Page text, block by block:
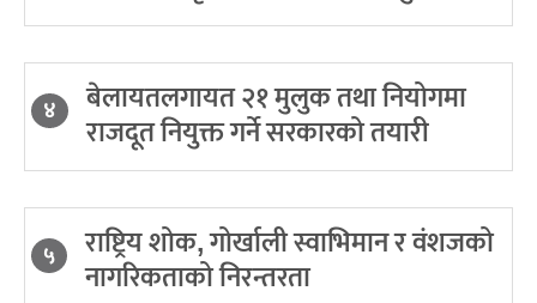
४ बेलायतलगायत २१ मुलुक तथा नियोगमा
राजदूत नियुक्त गर्ने सरकारको तयारी
५ राष्ट्रिय शोक, गोर्खाली स्वाभिमान र वंशजको
नागरिकताको निरन्तरता